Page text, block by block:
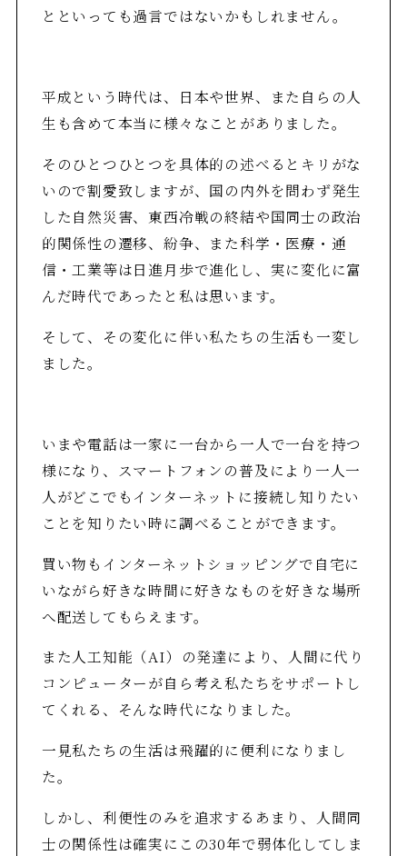
とといっても過言ではないかもしれません。
平成という時代は、日本や世界、また自らの人
生も含めて本当に様々なことがありました。
そのひとつひとつを具体的の述べるとキリがな
いので割愛致しますが、国の内外を問わず発生
した自然災害、東西冷戦の終結や国同士の政治
的関係性の遷移、紛争、また科学・医療・通
信・工業等は日進月歩で進化し、実に変化に富
んだ時代であったと私は思います。
そして、その変化に伴い私たちの生活も一変し
ました。
いまや電話は一家に一台から一人で一台を持つ
様になり、スマートフォンの普及により一人一
人がどこでもインターネットに接続し知りたい
ことを知りたい時に調べることができます。
買い物もインターネットショッピングで自宅に
いながら好きな時間に好きなものを好きな場所
へ配送してもらえます。
また人工知能（AI）の発達により、人間に代り
コンピューターが自ら考え私たちをサポートし
てくれる、そんな時代になりました。
一見私たちの生活は飛躍的に便利になりまし
た。
しかし、利便性のみを追求するあまり、人間同
士の関係性は確実にこの30年で弱体化してしま